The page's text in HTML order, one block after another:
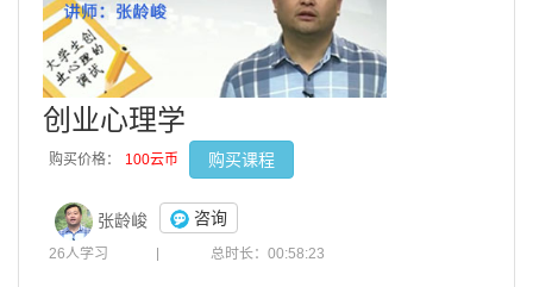
创业心理学
购买价格： 100云币 购买课程
张龄峻 咨询
26人学习 总时长：00:58:23